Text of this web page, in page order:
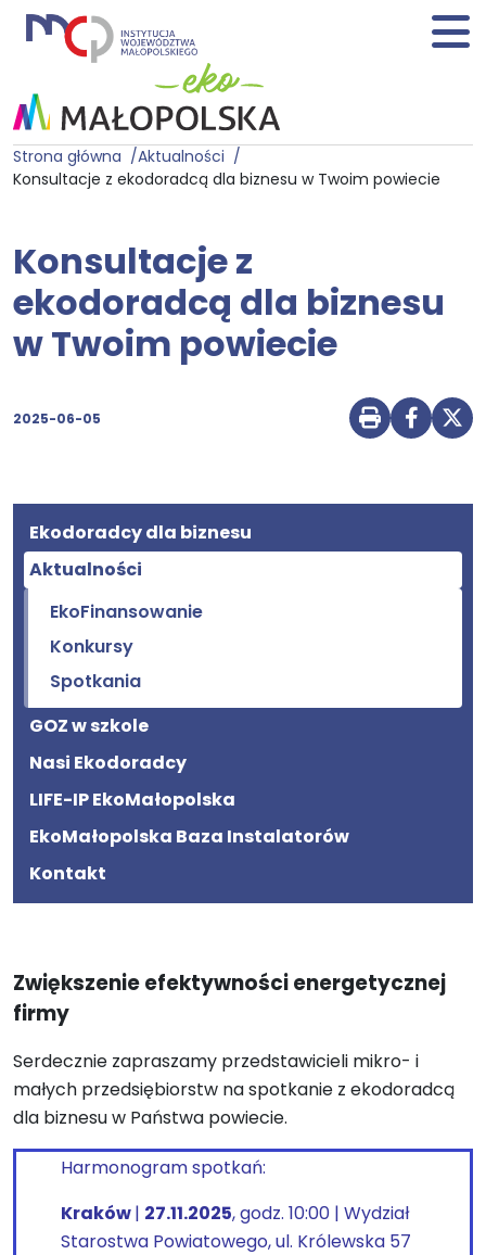
Strona główna
Aktualności
Konsultacje z ekodoradcą dla biznesu w Twoim powiecie
Konsultacje z
ekodoradcą dla biznesu
w Twoim powiecie
2025-06-05 Drukuj
Ekodoradcy dla biznesu
Aktualności
EkoFinansowanie
Konkursy
Spotkania
GOZ w szkole
Nasi Ekodoradcy
LIFE-IP EkoMałopolska
EkoMałopolska Baza Instalatorów
Kontakt
Zwiększenie efektywności energetycznej
firmy
Serdecznie zapraszamy przedstawicieli mikro- i
małych przedsiębiorstw na spotkanie z ekodoradcą
dla biznesu w Państwa powiecie.
Harmonogram spotkań:
Kraków| 27.11.2025, godz. 10:00 | Wydział
Starostwa Powiatowego, ul. Królewska 57